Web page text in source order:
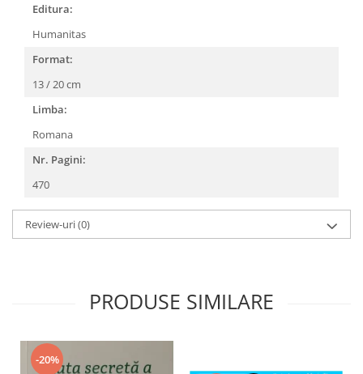
Editura:
Humanitas
Format:
13 / 20 cm
Limba:
Romana
Nr. Pagini:
470
Review-uri(0)
PRODUSE SIMILARE
-20%